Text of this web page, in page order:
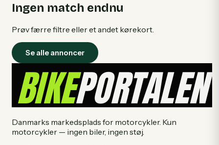
Ingen match endnu
Prøv færre filtre eller et andet kørekort.
Se alle annoncer
Danmarks markedsplads for motorcykler. Kun
motorcykler — ingen biler, ingen støj.